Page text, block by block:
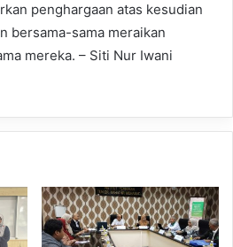
penghargaan atas kesudian
bersama-sama meraikan
mereka. – Siti Nur Iwani